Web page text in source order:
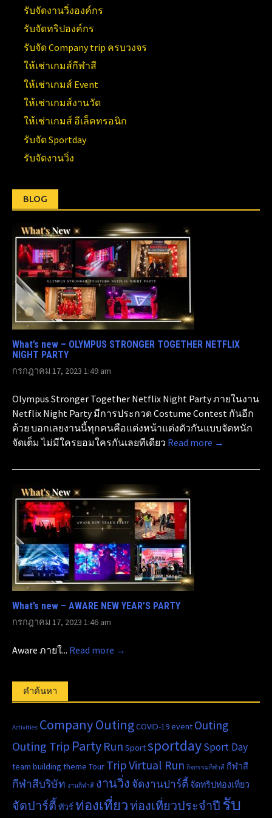
รับจัดงานวิ่งองค์กร
รับจัดทริปองค์กร
รับจัด Company trip ครบวงจร
ให้เช่าเกมส์กีฬาสี
ให้เช่าเกมส์ Event
ให้เช่าเกมส์งานวัด
ให้เช่าเกมส์ อีเล็คทรอนิก
รับจัด Sportday
รับจัดงานวิ่ง
BLOG
What’s new – OLYMPUS STRONGER TOGETHER NETFLIX
NIGHT PARTY
กรกฎาคม 17, 2023 1:49 am
Olympus Stronger Together Netflix Night Party ภายในงาน
Netflix Night Party มีการประกวด Costume Contest กันอีก
ด้วย บอกเลยงานนี้ทุกคนคือแต่งหน้าแต่งตัวกันแบบจัดหนัก
จัดเต็ม ไม่มีใครยอมใครกันเลยทีเดียว Read more →
What’s new – AWARE NEW YEAR’S PARTY
กรกฎาคม 17, 2023 1:46 am
Aware ภายใ... Read more →
คำค้นหา
Activities Company OutingCOVID-19event Outing
Outing Trip Party Run SportsportdaySport Day
team building theme Tour TripVirtual Run กิจกรรมกีฬาสี กีฬาสี
กีฬาสีบริษัท งานกีฬาสี งานวิ่ง จัดงานปาร์ตี้ จัดทริปท่องเที่ยว
จัดปาร์ตี้ ทัวร์ท่องเที่ยวท่องเที่ยวประจำปี รับ